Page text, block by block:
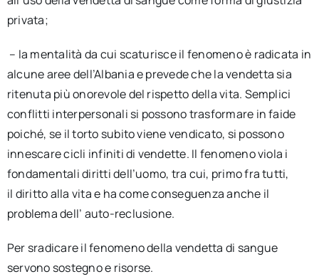
privata;
– la mentalità da cui scaturisce il fenomeno è radicata in
alcune aree dell’Albania e prevede che la vendetta sia
ritenuta più onorevole del rispetto della vita. Semplici
conflitti interpersonali si possono trasformare in faide
poiché, se il torto subito viene vendicato, si possono
innescare cicli infiniti di vendette. Il fenomeno viola i
fondamentali diritti dell’uomo, tra cui, primo fra tutti,
il diritto alla vita e ha come conseguenza anche il
problema dell’ auto-reclusione.
Per sradicare il fenomeno della vendetta di sangue
servono sostegno e risorse.